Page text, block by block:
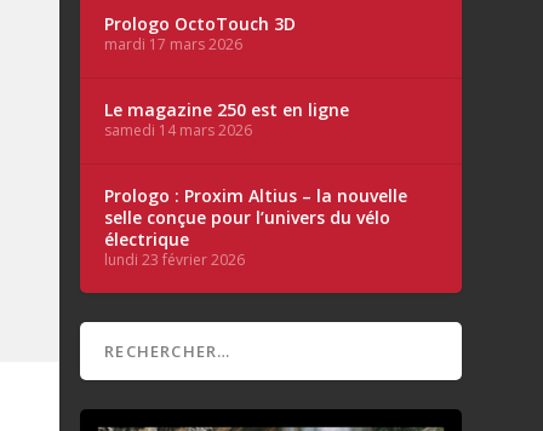
Prologo OctoTouch 3D
mardi 17 mars 2026
Le magazine 250 est en ligne
samedi 14 mars 2026
Prologo : Proxim Altius – la nouvelle
selle conçue pour l’univers du vélo
électrique
lundi 23 février 2026